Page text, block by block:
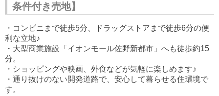
条件付き売地】
・コンビニまで徒歩5分、ドラッグストアまで徒歩6分の便
利な立地♪
・大型商業施設「イオンモール佐野新都市」へも徒歩約15
分。
・ショッピングや映画、外食などが気軽に楽しめます♪
・通り抜けのない開発道路で、安心して暮らせる住環境で
す。